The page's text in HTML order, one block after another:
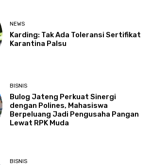
NEWS
Karding: Tak Ada Toleransi Sertifikat
Karantina Palsu
BISNIS
Bulog Jateng Perkuat Sinergi
dengan Polines, Mahasiswa
Berpeluang Jadi Pengusaha Pangan
Lewat RPK Muda
BISNIS